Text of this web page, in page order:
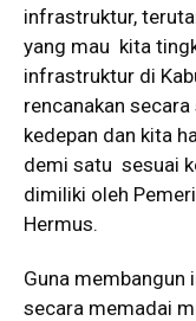
infrastruktur,
yang mau kita
infrastruktur di
rencanakan
kedepan dan kita
demi satu sesuai
dimiliki oleh
Hermus.
Guna
secara memadai